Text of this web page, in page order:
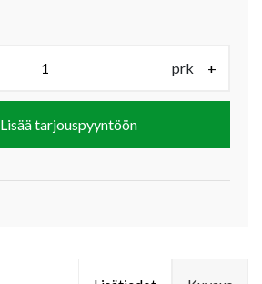
prk +
Lisää tarjouspyyntöön